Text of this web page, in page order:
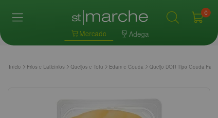
Mercado Adega
0
Início Frios e Laticínios Queijos e Tofu Edam e Gouda Queijo DOR Tipo Gouda